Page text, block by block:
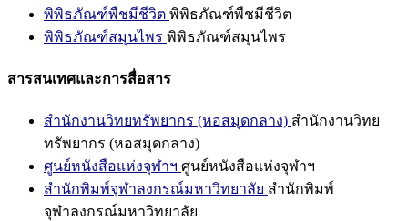
พิพิธภัณฑ์พืชมีชีวิต พิพิธภัณฑ์พืชมีชีวิต
พิพิธภัณฑ์สมุนไพร พิพิธภัณฑ์สมุนไพร
สารสนเทศและการสื่อสาร
สำนักงานวิทยทรัพยากร (หอสมุดกลาง) สำนักงานวิทย
ทรัพยากร (หอสมุดกลาง)
ศูนย์หนังสือแห่งจุฬาฯ ศูนย์หนังสือแห่งจุฬาฯ
สำนักพิมพ์จุฬาลงกรณ์มหาวิทยาลัย สำนักพิมพ์
จุฬาลงกรณ์มหาวิทยาลัย